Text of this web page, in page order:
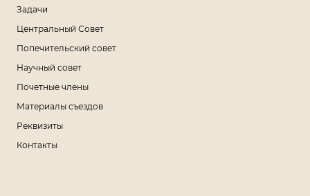
Задачи
Центральный Совет
Попечительский совет
Научный совет
Почетные члены
Материалы съездов
Реквизиты
Контакты